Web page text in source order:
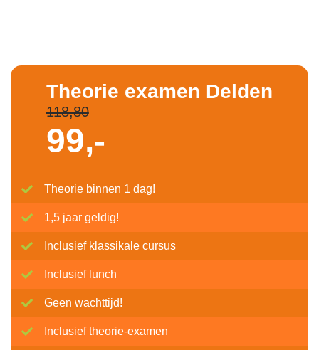
Theorie examen Delden
118,80
99,-
Theorie binnen 1 dag!
1,5 jaar geldig!
Inclusief klassikale cursus
Inclusief lunch
Geen wachttijd!
Inclusief theorie-examen